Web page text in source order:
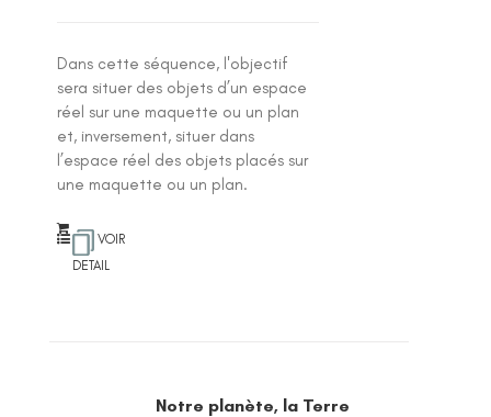
Dans cette séquence, l'objectif
sera situer des objets d’un espace
réel sur une maquette ou un plan
et, inversement, situer dans
l’espace réel des objets placés sur
une maquette ou un plan.
VOIR
DETAIL
Notre planète, la Terre